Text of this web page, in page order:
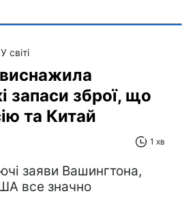
У світі
виснажила
запаси зброї, що
та Китай
1 хв
заяви Вашингтона,
все значно